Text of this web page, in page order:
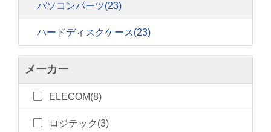
パソコンパーツ(23)
ハードディスクケース(23)
メーカー
ELECOM(8)
ロジテック(3)